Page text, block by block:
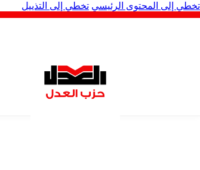
تخطي إلى المحتوى الرئيسي تخطي إلى التذييل